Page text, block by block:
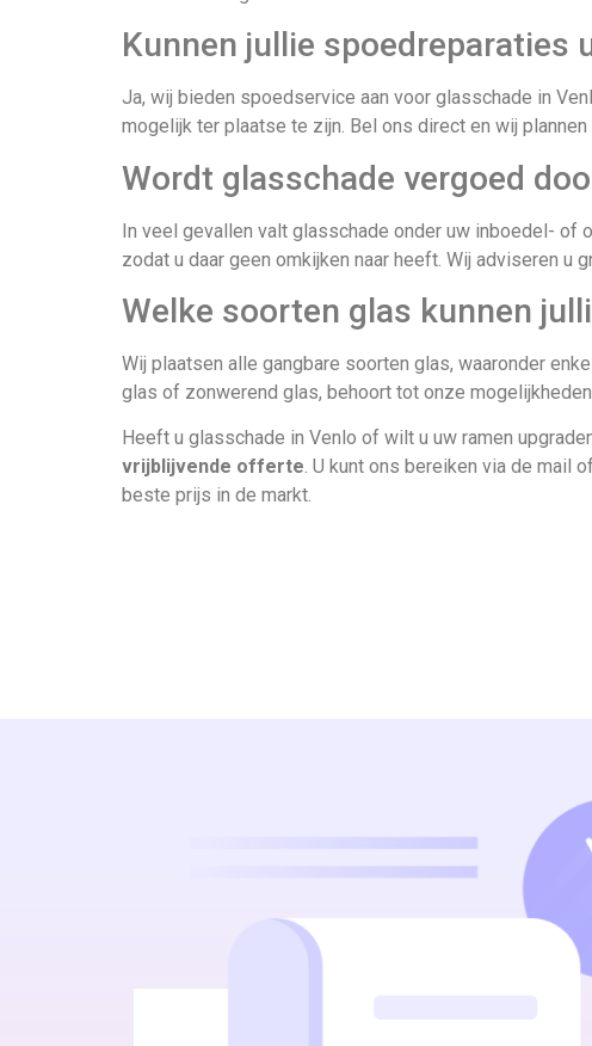
Kunnen jullie spoedreparaties
Ja, wij bieden spoedservice aan voor glasschade in
mogelijk ter plaatse te zijn. Bel ons direct en wij
Wordt glasschade vergoed
In veel gevallen valt glasschade onder uw inboedel- of
zodat u daar geen omkijken naar heeft. Wij adviseren u
Welke soorten glas kunnen
Wij plaatsen alle gangbare soorten glas, waaronder
glas of zonwerend glas, behoort tot onze
Heeft u glasschade in Venlo of wilt u uw ramen
vrijblijvende offerte. U kunt ons bereiken via de mail
beste prijs in de markt.